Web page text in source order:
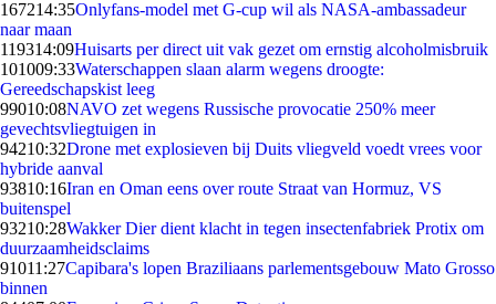
167214:35Onlyfans-model met G-cup wil als NASA-ambassadeur
naar maan
119314:09Huisarts per direct uit vak gezet om ernstig alcoholmisbruik
101009:33Waterschappen slaan alarm wegens droogte:
Gereedschapskist leeg
99010:08NAVO zet wegens Russische provocatie 250% meer
gevechtsvliegtuigen in
94210:32Drone met explosieven bij Duits vliegveld voedt vrees voor
hybride aanval
93810:16Iran en Oman eens over route Straat van Hormuz, VS
buitenspel
93210:28Wakker Dier dient klacht in tegen insectenfabriek Protix om
duurzaamheidsclaims
91011:27Capibara's lopen Braziliaans parlementsgebouw Mato Grosso
binnen